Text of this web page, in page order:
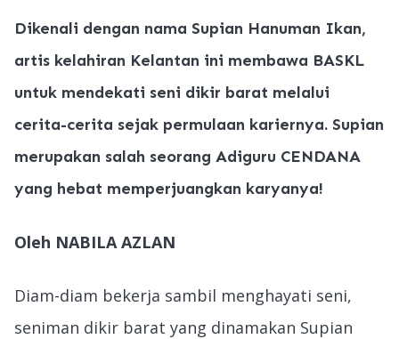
Dikenali dengan nama Supian Hanuman Ikan,
artis kelahiran Kelantan ini membawa BASKL
untuk mendekati seni dikir barat melalui
cerita-cerita sejak permulaan kariernya. Supian
merupakan salah seorang Adiguru CENDANA
yang hebat memperjuangkan karyanya!
Oleh NABILA AZLAN
Diam-diam bekerja sambil menghayati seni,
seniman dikir barat yang dinamakan Supian